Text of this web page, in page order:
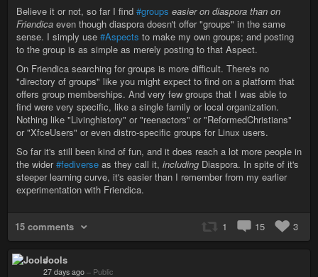
Believe it or not, so far I find #groups easier on diaspora than on
Friendica even though diaspora doesn't offer "groups" in the same
sense. I simply use #Aspects to make my own groups; and posting
to the group is as simple as merely posting to that Aspect.
On Friendica searching for groups is more difficult. There's no
"directory of groups" like you might expect to find on a platform that
offers group memberships. And very few groups that I was able to
find were very specific, like a single family or local organization.
Nothing like "Livinghistory" or "reenactors" or "ReformedChristians"
or "XfceUsers" or even distro-specific groups for Linux users.
So far it's still been kind of fun, and it does reach a lot more people in
the wider#fediverse as they call it, including Diaspora. In spite of it's
steeper learning curve, it's easier than I remember from my earlier
experimentation with Friendica.
15 comments 1 15 3
Jools
27 days ago – Public